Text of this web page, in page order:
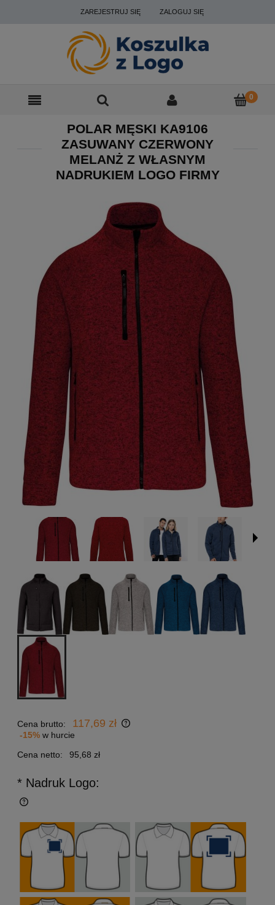
ZAREJESTRUJ SIĘ ZALOGUJ SIĘ
POLAR MĘSKI KA9106
ZASUWANY CZERWONY
MELANŻ Z WŁASNYM
NADRUKIEM LOGO FIRMY
Cena brutto: 117,69 zł
-15% w hurcie
Cena netto:
95,68 zł
* Nadruk Logo: